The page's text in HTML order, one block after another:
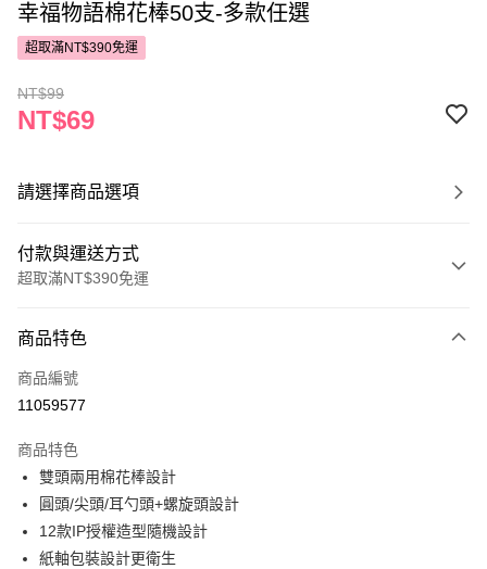
幸福物語棉花棒50支-多款任選
超取滿NT$390免運
NT$99
NT$69
請選擇商品選項
付款與運送方式
超取滿NT$390免運
POYA支付
信用卡一次付款
LINE Pay
Apple Pay
街口支付
商品特色
商品編號
11059577
商品特色
雙頭兩用棉花棒設計
圓頭/尖頭/耳勺頭+螺旋頭設計
12款IP授權造型隨機設計
紙軸包裝設計更衛生